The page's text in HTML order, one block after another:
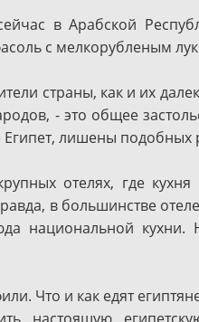
в Арабской
с мелкорубленым
страны, как и их
- это общее
лишены подобных
отелях, где
в большинстве
национальной кухни.
Что и как едят